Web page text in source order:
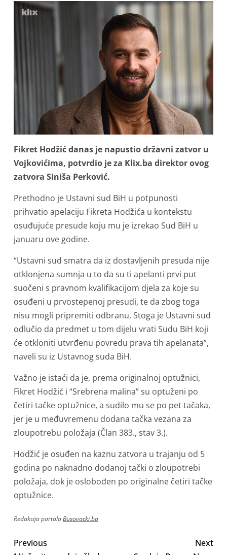
Fikret Hodžić danas je napustio državni zatvor u
Vojkovićima, potvrdio je za Klix.ba direktor ovog
zatvora Siniša Perković.
Prethodno je Ustavni sud BiH u potpunosti
prihvatio apelaciju Fikreta Hodžića u kontekstu
osuđujuće presude koju mu je izrekao Sud BiH u
januaru ove godine.
“Ustavni sud smatra da iz dostavljenih presuda nije
otklonjena sumnja u to da su ti apelanti prvi put
suočeni s pravnom kvalifikacijom djela za koje su
osuđeni u prvostepenoj presudi, te da zbog toga
nisu mogli pripremiti odbranu. Stoga je Ustavni sud
odlučio da predmet u tom dijelu vrati Sudu BiH koji
će otkloniti utvrđenu povredu prava tih apelanata”,
naveli su iz Ustavnog suda BiH.
Važno je istaći da je, prema originalnoj optužnici,
Fikret Hodžić i “Srebrena malina” su optuženi po
četiri tačke optužnice, a sudilo mu se po pet tačaka,
jer je u međuvremenu dodana tačka vezana za
zloupotrebu položaja (Član 383., stav 3.).
Hodžić je osuđen na kaznu zatvora u trajanju od 5
godina po naknadno dodanoj tački o zloupotrebi
položaja, dok je oslobođen po originalne četiri tačke
optužnice.
Redakcija portalaBusovacki.ba
Previous
Next